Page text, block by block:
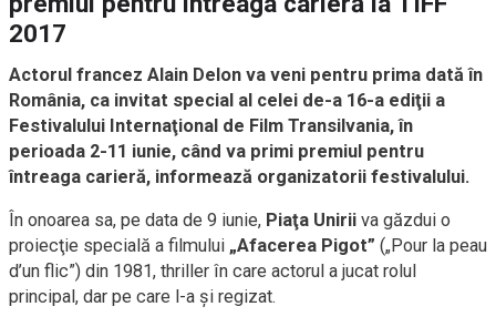
2017
Actorul francez Alain Delon va veni pentru prima dată în
România, ca invitat special al celei de-a 16-a ediţii a
Festivalului Internaţional de Film Transilvania, în
perioada 2-11 iunie, când va primi premiul pentru
întreaga carieră, informează organizatorii festivalului.
În onoarea sa, pe data de 9 iunie, Piaţa Unirii va găzdui o
proiecţie specială a filmului „Afacerea Pigot” („Pour la peau
d’un flic”) din 1981, thriller în care actorul a jucat rolul
principal, dar pe care l-a şi regizat.